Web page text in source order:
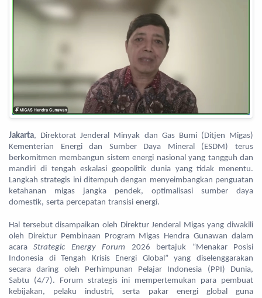
Jakarta, Direktorat Jenderal Minyak dan Gas Bumi (Ditjen Migas)
Kementerian Energi dan Sumber Daya Mineral (ESDM) terus
berkomitmen membangun sistem energi nasional yang tangguh dan
mandiri di tengah eskalasi geopolitik dunia yang tidak menentu.
Langkah strategis ini ditempuh dengan menyeimbangkan penguatan
ketahanan migas jangka pendek, optimalisasi sumber daya
domestik, serta percepatan transisi energi.
Hal tersebut disampaikan oleh Direktur Jenderal Migas yang diwakili
oleh Direktur Pembinaan Program Migas Hendra Gunawan dalam
acaraStrategic Energy Forum 2026 bertajuk “Menakar Posisi
Indonesia di Tengah Krisis Energi Global” yang diselenggarakan
secara daring oleh Perhimpunan Pelajar Indonesia (PPI) Dunia,
Sabtu (4/7). Forum strategis ini mempertemukan para pembuat
kebijakan, pelaku industri, serta pakar energi global guna